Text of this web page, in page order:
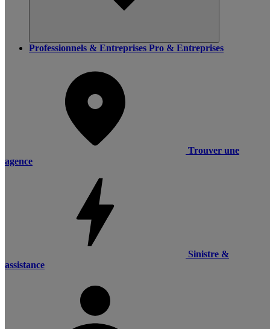
Professionnels & Entreprises Pro & Entreprises
Trouver une
agence
Sinistre &
assistance